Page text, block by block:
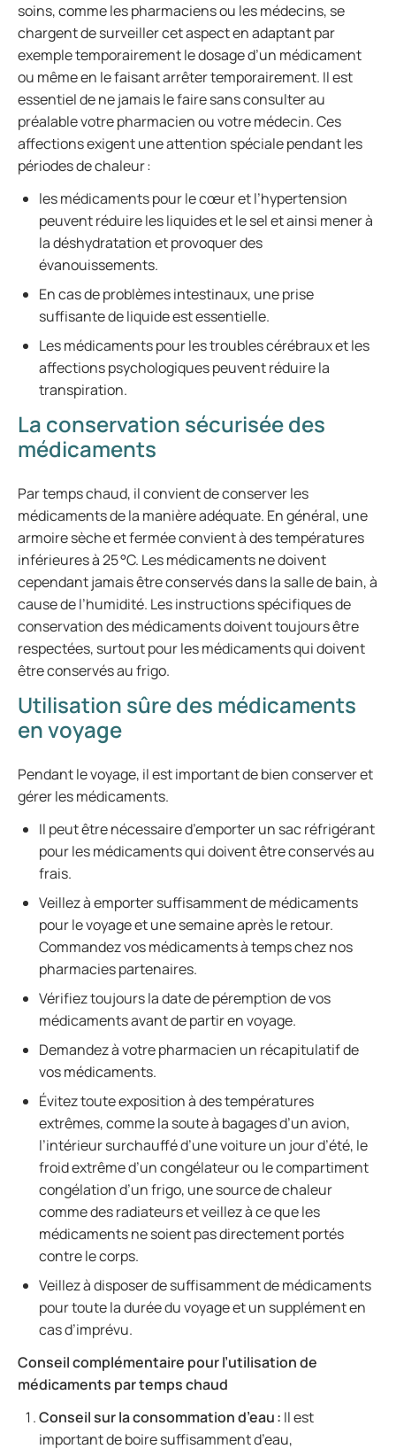
soins, comme les pharmaciens ou les médecins, se
chargent de surveiller cet aspect en adaptant par
exemple temporairement le dosage d’un médicament
ou même en le faisant arrêter temporairement. Il est
essentiel de ne jamais le faire sans consulter au
préalable votre pharmacien ou votre médecin. Ces
affections exigent une attention spéciale pendant les
périodes de chaleur :
les médicaments pour le cœur et l’hypertension
peuvent réduire les liquides et le sel et ainsi mener à
la déshydratation et provoquer des
évanouissements.
En cas de problèmes intestinaux, une prise
suffisante de liquide est essentielle.
Les médicaments pour les troubles cérébraux et les
affections psychologiques peuvent réduire la
transpiration.
La conservation sécurisée des
médicaments
Par temps chaud, il convient de conserver les
médicaments de la manière adéquate. En général, une
armoire sèche et fermée convient à des températures
inférieures à 25 °C. Les médicaments ne doivent
cependant jamais être conservés dans la salle de bain, à
cause de l’humidité. Les instructions spécifiques de
conservation des médicaments doivent toujours être
respectées, surtout pour les médicaments qui doivent
être conservés au frigo.
Utilisation sûre des médicaments
en voyage
Pendant le voyage, il est important de bien conserver et
gérer les médicaments.
Il peut être nécessaire d’emporter un sac réfrigérant
pour les médicaments qui doivent être conservés au
frais.
Veillez à emporter suffisamment de médicaments
pour le voyage et une semaine après le retour.
Commandez vos médicaments à temps chez nos
pharmacies partenaires.
Vérifiez toujours la date de péremption de vos
médicaments avant de partir en voyage.
Demandez à votre pharmacien un récapitulatif de
vos médicaments.
Évitez toute exposition à des températures
extrêmes, comme la soute à bagages d’un avion,
l’intérieur surchauffé d’une voiture un jour d’été, le
froid extrême d’un congélateur ou le compartiment
congélation d’un frigo, une source de chaleur
comme des radiateurs et veillez à ce que les
médicaments ne soient pas directement portés
contre le corps.
Veillez à disposer de suffisamment de médicaments
pour toute la durée du voyage et un supplément en
cas d’imprévu.
Conseil complémentaire pour l’utilisation de
médicaments par temps chaud
Conseil sur la consommation d’eau : Il est
important de boire suffisamment d’eau,